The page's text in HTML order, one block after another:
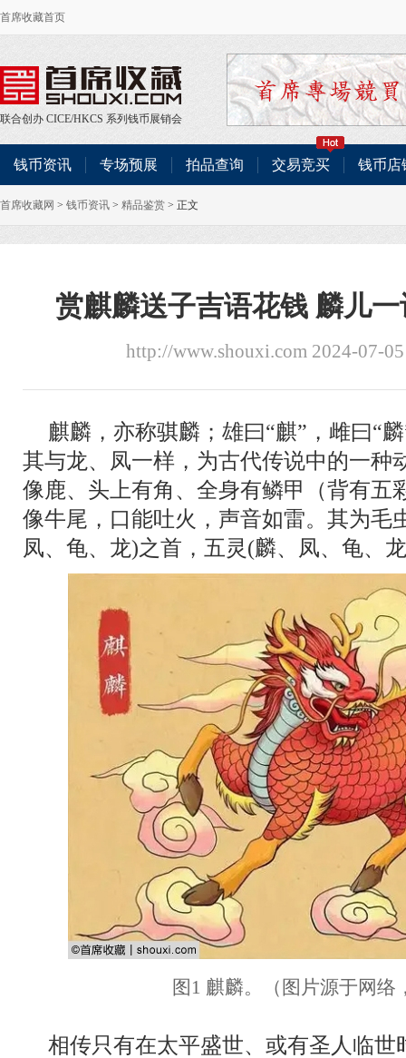
首席收藏首页
联合创办 CICE/HKCS 系列钱币展销会
钱币资讯 专场预展 拍品查询 交易竞买 钱币店
首席收藏网 > 钱币资讯 > 精品鉴赏 > 正文
赏麒麟送子吉语花钱 麟儿
http://www.shouxi.com 2024-07-
麒麟，亦称骐麟；雄曰“麒”，雌曰“
其与龙、凤一样，为古代传说中的一种
像鹿、头上有角、全身有鳞甲（背有五
像牛尾，口能吐火，声音如雷。其为毛
凤、龟、龙)之首，五灵(麟、凤、龟、
图1 麒麟。（图片源于网络
相传只有在太平盛世、或有圣人临